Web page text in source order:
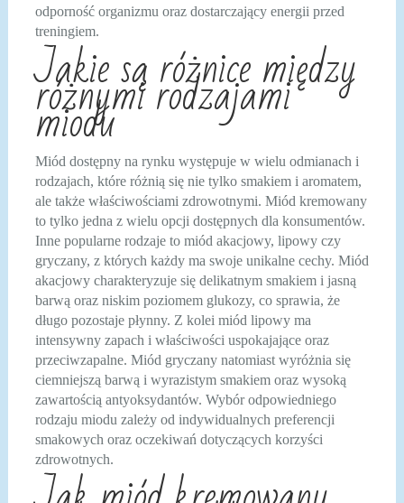
odporność organizmu oraz dostarczający energii przed
treningiem.
Jakie są różnice między
różnymi rodzajami
miodu
Miód dostępny na rynku występuje w wielu odmianach i
rodzajach, które różnią się nie tylko smakiem i aromatem,
ale także właściwościami zdrowotnymi. Miód kremowany
to tylko jedna z wielu opcji dostępnych dla konsumentów.
Inne popularne rodzaje to miód akacjowy, lipowy czy
gryczany, z których każdy ma swoje unikalne cechy. Miód
akacjowy charakteryzuje się delikatnym smakiem i jasną
barwą oraz niskim poziomem glukozy, co sprawia, że
długo pozostaje płynny. Z kolei miód lipowy ma
intensywny zapach i właściwości uspokajające oraz
przeciwzapalne. Miód gryczany natomiast wyróżnia się
ciemniejszą barwą i wyrazistym smakiem oraz wysoką
zawartością antyoksydantów. Wybór odpowiedniego
rodzaju miodu zależy od indywidualnych preferencji
smakowych oraz oczekiwań dotyczących korzyści
zdrowotnych.